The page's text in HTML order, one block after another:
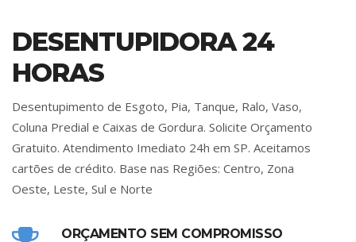
DESENTUPIDORA 24
HORAS
Desentupimento de Esgoto, Pia, Tanque, Ralo, Vaso,
Coluna Predial e Caixas de Gordura. Solicite Orçamento
Gratuito. Atendimento Imediato 24h em SP. Aceitamos
cartões de crédito. Base nas Regiões: Centro, Zona
Oeste, Leste, Sul e Norte
ORÇAMENTO SEM COMPROMISSO